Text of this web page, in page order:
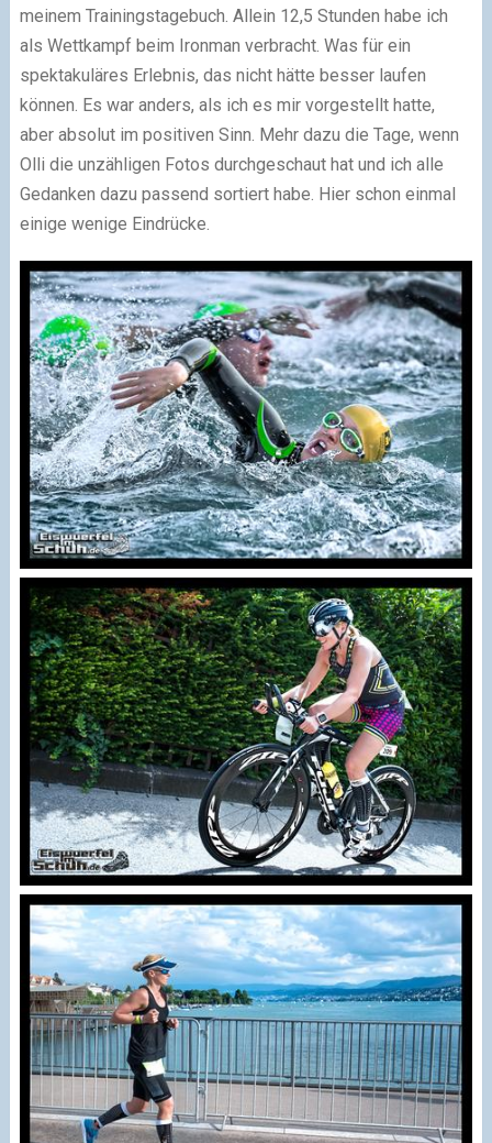
meinem Trainingstagebuch. Allein 12,5 Stunden habe ich
als Wettkampf beim Ironman verbracht. Was für ein
spektakuläres Erlebnis, das nicht hätte besser laufen
können. Es war anders, als ich es mir vorgestellt hatte,
aber absolut im positiven Sinn. Mehr dazu die Tage, wenn
Olli die unzähligen Fotos durchgeschaut hat und ich alle
Gedanken dazu passend sortiert habe. Hier schon einmal
einige wenige Eindrücke.